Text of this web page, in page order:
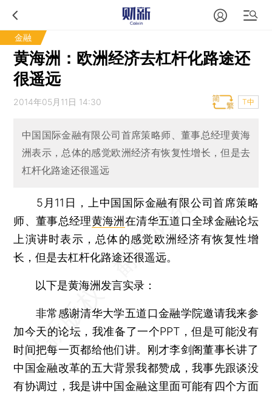
金融
黄海洲：欧洲经济去杠杆化路途还
很遥远
2014年05月11日 14:30 T中
中国国际金融有限公司首席策略师、董事总经理黄海
洲表示，总体的感觉欧洲经济有恢复性增长，但是去
杠杆化路途还很遥远
5月11日，上中国国际金融有限公司首席策略
师、董事总经理黄海洲在清华五道口全球金融论坛
上演讲时表示，总体的感觉欧洲经济有恢复性增
长，但是去杠杆化路途还很遥远。
以下是黄海洲发言实录：
非常感谢清华大学五道口金融学院邀请我来参
加今天的论坛，我准备了一个PPT，但是可能没有
时间把每一页都给他们讲。刚才李剑阁董事长讲了
中国金融改革的五大背景我都赞成，我事先跟谈没
有协调过，我是讲中国金融这里面可能有四个方面